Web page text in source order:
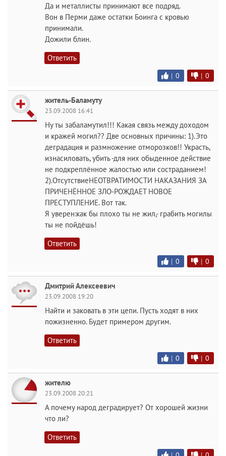
Да и металлисты принимают все подряд.
Вон в Перми даже остатки Боинга с кровью
принимали.
Дожили блин.
Ответить
| 0 | 0
житель-Баламуту
23.09.2008 16:41
Ну ты забаламутил!!! Какая связь между доходом
и кражей могил?? Две основных причины: 1).Это
деградация и размножение отморозков!! Украсть,
изнасиловать, убить -для них обыденное действие
не подкреплённое жалостью или состраданием!
2).ОтсутствиеНЕОТВРАТИМОСТИ НАКАЗАНИЯ ЗА
ПРИЧЕНЁННОЕ ЗЛО-РОЖДАЕТ НОВОЕ
ПРЕСТУПЛЕНИЕ. Вот так.
Я уверен:как бы плохо ты не жил,- грабить могилы
ты не пойдёшь!
Ответить
| 0 | 0
Дмитрий Алексеевич
23.09.2008 19:20
Найти и заковать в эти цепи. Пусть ходят в них
пожизненно. Будет примером другим.
Ответить
| 0 | 0
жителю
23.09.2008 20:21
А почему народ деградирует? От хорошей жизни
что ли?
Ответить